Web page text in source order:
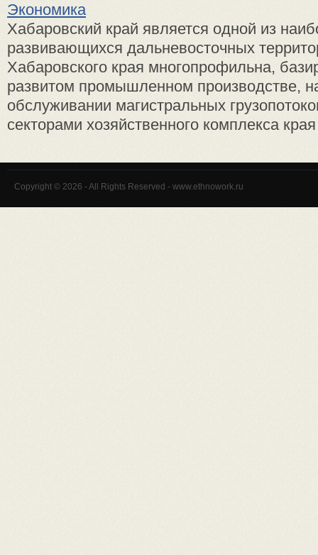
Экономика
Хабаровский край является одной из
развивающихся дальневосточных
Хабаровского края многопрофильна,
развитом промышленном производстве,
обслуживании магистральных
секторами хозяйственного комплекса
Copyright © 2026 - All Rights Reserved - www.ethnowork.ru